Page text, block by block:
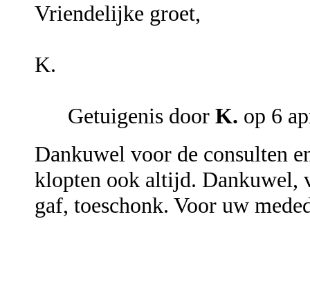
Vriendelijke groet,
K.
Getuigenis door K. op 6
Dankuwel voor de consulten
klopten ook altijd. Dankuwel,
gaf, toeschonk. Voor uw